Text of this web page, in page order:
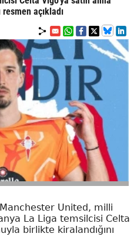
açıkladı
United, milli
La Liga temsilcisi Celta
birlikte kiralandığını